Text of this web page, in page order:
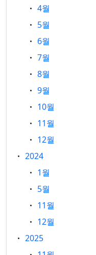
4월
5월
6월
7월
8월
9월
10월
11월
12월
2024
1월
5월
11월
12월
2025